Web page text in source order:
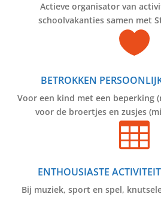
Actieve organisator van
schoolvakanties samen met

BETROKKEN
Voor een kind met een beperking
voor de broertjes en zusjes

ENTHOUSIASTE
Bij muziek, sport en spel,